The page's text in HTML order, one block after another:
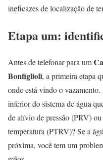
ineficazes de localização de
Etapa um:
Antes de telefonar para um
Bonfiglioli, a primeira etapa
onde está vindo o
inferior do sistema de água
de alívio de pressão (PRV)
temperatura (PTRV)? Se a
próxima, você tem um